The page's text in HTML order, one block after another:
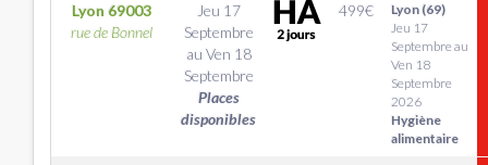
Lyon 69003
rue de Bonnel
Jeu 17
Septembre
au Ven 18
Septembre
Places
disponibles
499€
Lyon (69)
Jeu 17
Septembre au
Ven 18
Septembre
2026
Hygiène
alimentaire